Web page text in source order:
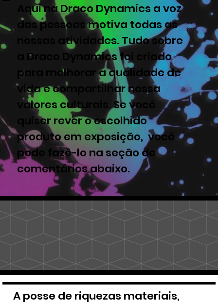
A posse de riquezas materiais,
Aqui na Draco Dynamics a voz
das pessoas motiva todas as
nossas atividades. Tudo sobre
a Draco Dynamics foi criado
para melhorar a qualidade de
vida e compartilhar nossa
valores culturais. Se você
quiser rever o escolhido
produto em exposição, você
pode fazê-lo na seção de
comentários abaixo.